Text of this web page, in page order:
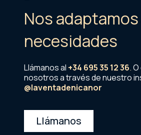
Nos
necesidades
Llámanos al +34 695 35 12 36.
nosotros a través de nuestro
@laventadenicanor
Llámanos